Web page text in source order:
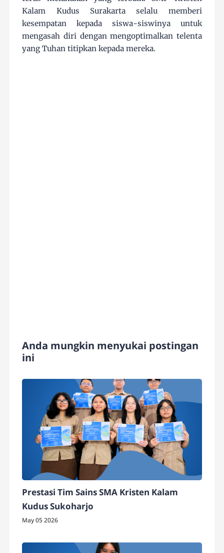
Kalam Kudus Surakarta selalu memberi
kesempatan kepada siswa-siswinya untuk
mengasah diri dengan mengoptimalkan telenta
yang Tuhan titipkan kepada mereka.
Anda mungkin menyukai postingan
ini
Prestasi Tim Sains SMA Kristen Kalam
Kudus Sukoharjo
May 05 2026